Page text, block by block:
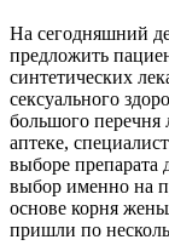
На сегодняшний
предложить
синтетических
сексуального
большого
аптеке,
выборе препарата
выбор именно на
основе корня
пришли по